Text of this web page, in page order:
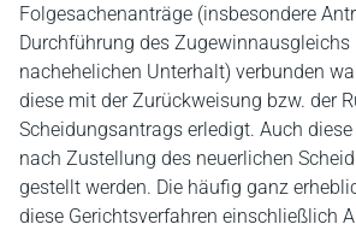
Folgesachenanträge (insbesondere
Durchführung des Zugewinnausgleichs
nachehelichen Unterhalt) verbunden
diese mit der Zurückweisung bzw. der
Scheidungsantrags erledigt. Auch
nach Zustellung des neuerlichen
gestellt werden. Die häufig ganz
diese Gerichtsverfahren einschließlich